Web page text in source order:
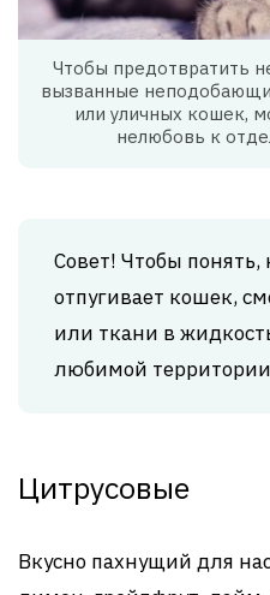
Чтобы предотвратить
вызванные
или уличных кошек,
нелюбовь к
Совет! Чтобы понять,
отпугивает кошек,
или ткани в
любимой
Цитрусовые
Вкусно пахнущий для